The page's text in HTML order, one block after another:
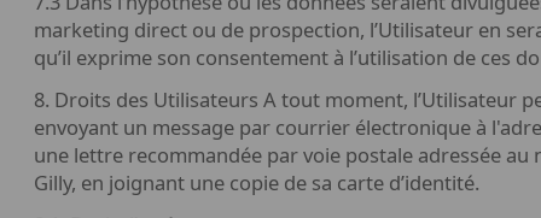
marketing direct ou de prospection, l’Utilisateur en
qu’il exprime son consentement à l’utilisation de ces
8. Droits des Utilisateurs A tout moment, l’Utilisateur
envoyant un message par courrier électronique à
une lettre recommandée par voie postale adressée au
Gilly, en joignant une copie de sa carte d’identité.